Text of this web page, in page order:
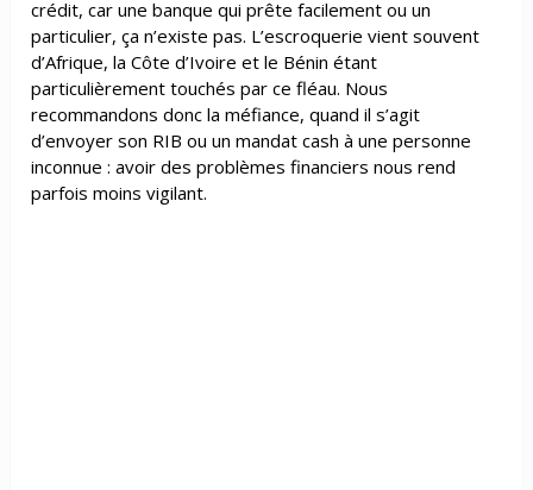
crédit, car une banque qui prête facilement ou un
particulier, ça n’existe pas. L’escroquerie vient souvent
d’Afrique, la Côte d’Ivoire et le Bénin étant
particulièrement touchés par ce fléau. Nous
recommandons donc la méfiance, quand il s’agit
d’envoyer son RIB ou un mandat cash à une personne
inconnue : avoir des problèmes financiers nous rend
parfois moins vigilant.